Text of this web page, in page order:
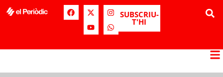
SUBSCRIU-
T'HI